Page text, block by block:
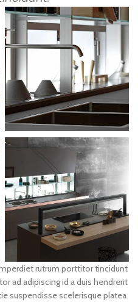
rutrum porttitor tincidunt
ad adipiscing id a duis hendrerit
suspendisse scelerisque platea